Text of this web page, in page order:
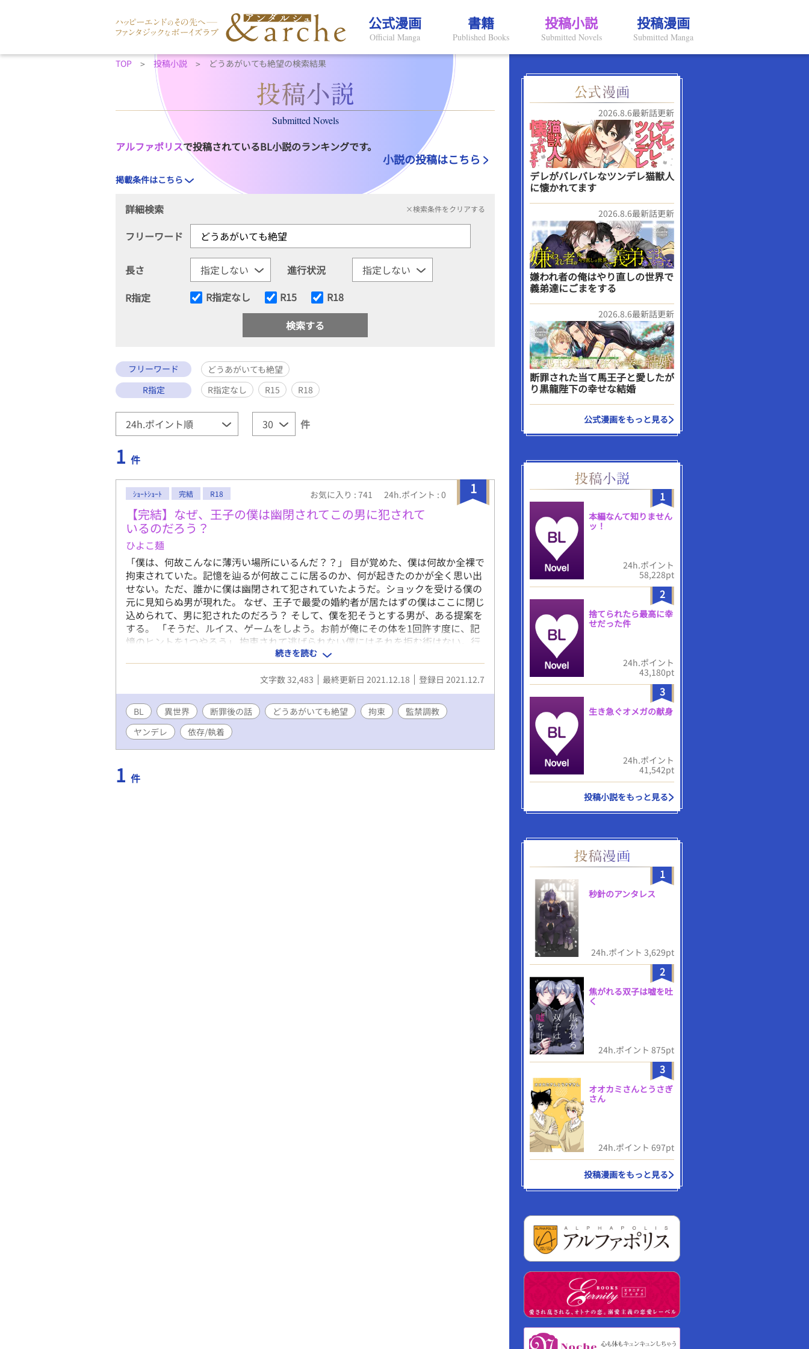
公式漫画
Official Manga
書籍
Published Books
投稿小説
Submitted Novels
投稿漫画
Submitted Manga
TOP 投稿小説 どうあがいても絶望の検索結果
Submitted Novels
アルファポリスで投稿されているBL小説のランキングです。
小説の投稿はこちら
掲載条件はこちら
詳細検索 ×検索条件をクリアする
フリーワード
長さ
進行状況
R指定
R指定なし R15 R18
フリーワード
どうあがいても絶望
R指定
R指定なし R15 R18
件
1 件
1
ｼｮｰﾄｼｮｰﾄ 完結 R18 お気に入り : 741 24h.ポイント : 0
【完結】なぜ、王子の僕は幽閉されてこの男に犯されて
いるのだろう？
ひよこ麺
「僕は、何故こんなに薄汚い場所にいるんだ？？」 目が覚めた、僕は何故か全裸で
拘束されていた。記憶を辿るが何故ここに居るのか、何が起きたのかが全く思い出
せない。ただ、誰かに僕は幽閉されて犯されていたようだ。ショックを受ける僕の
元に見知らぬ男が現れた。 なぜ、王子で最愛の婚約者が居たはずの僕はここに閉じ
込められて、男に犯されたのだろう？ そして、僕を犯そうとする男が、ある提案を
する。 「そうだ、ルイス、ゲームをしよう。お前が俺にその体を1回許す度に、記
憶のヒントを1つやろう」 拘束されて逃げられない僕にはそれを拒む術はない。行
為を行う度に男が話す失われた記憶の断片。少しずつ記憶を取り戻していく
が……。 ※いままでのギャクノリと違い、シリアスでエロ描写も割とハード系とな
ります。タグにもありますが「どうあがいても絶望」、メリバ寄りの結末の予定で
すので苦手な方はご注意ください。また、「※」付きがガッツリ性描写のある回で
すが、物語の都合上大体性的な雰囲気があります。
続きを読む
文字数 32,483 最終更新日 2021.12.18 登録日 2021.12.7
BL 異世界 断罪後の話 どうあがいても絶望 拘束
監禁調教
ヤンデレ
依存/執着
1 件
2026.8.6最新話更新
デレがバレバレなツンデレ猫獣人
に懐かれてます
2026.8.6最新話更新
嫌われ者の俺はやり直しの世界で
義弟達にごまをする
2026.8.6最新話更新
断罪された当て馬王子と愛したが
り黒龍陛下の幸せな結婚
公式漫画をもっと見る
1
本編なんて知りません
ッ！
24h.ポイント
58,228pt
2
捨てられたら最高に幸
せだった件
24h.ポイント
43,180pt
3
生き急ぐオメガの献身
24h.ポイント
41,542pt
投稿小説をもっと見る
1
秒針のアンタレス
24h.ポイント 3,629pt
2
焦がれる双子は嘘を吐
く
24h.ポイント 875pt
3
オオカミさんとうさぎ
さん
24h.ポイント 697pt
投稿漫画をもっと見る